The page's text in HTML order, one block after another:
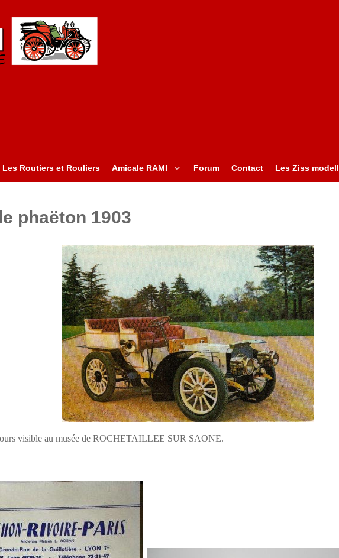
Les Routiers et Rouliers Amicale RAMI Forum Contact Les Ziss modell
phaëton 1903
visible au musée de ROCHETAILLEE SUR SAONE.